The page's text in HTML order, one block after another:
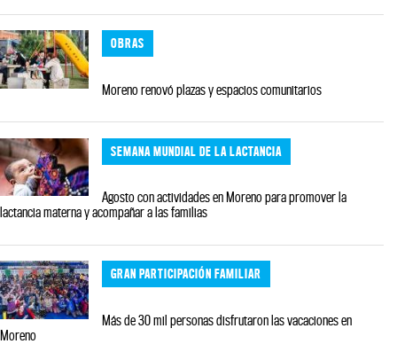
OBRAS
Moreno renovó plazas y espacios comunitarios
SEMANA MUNDIAL DE LA LACTANCIA
Agosto con actividades en Moreno para promover la
lactancia materna y acompañar a las familias
GRAN PARTICIPACIÓN FAMILIAR
Más de 30 mil personas disfrutaron las vacaciones en
Moreno